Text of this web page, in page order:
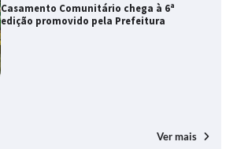
Casamento Comunitário chega à 6ª
edição promovido pela Prefeitura
Ver mais